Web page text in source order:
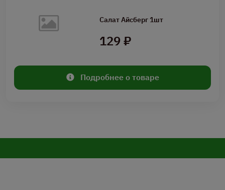
Салат Айсберг 1шт
129 ₽
Подробнее о товаре